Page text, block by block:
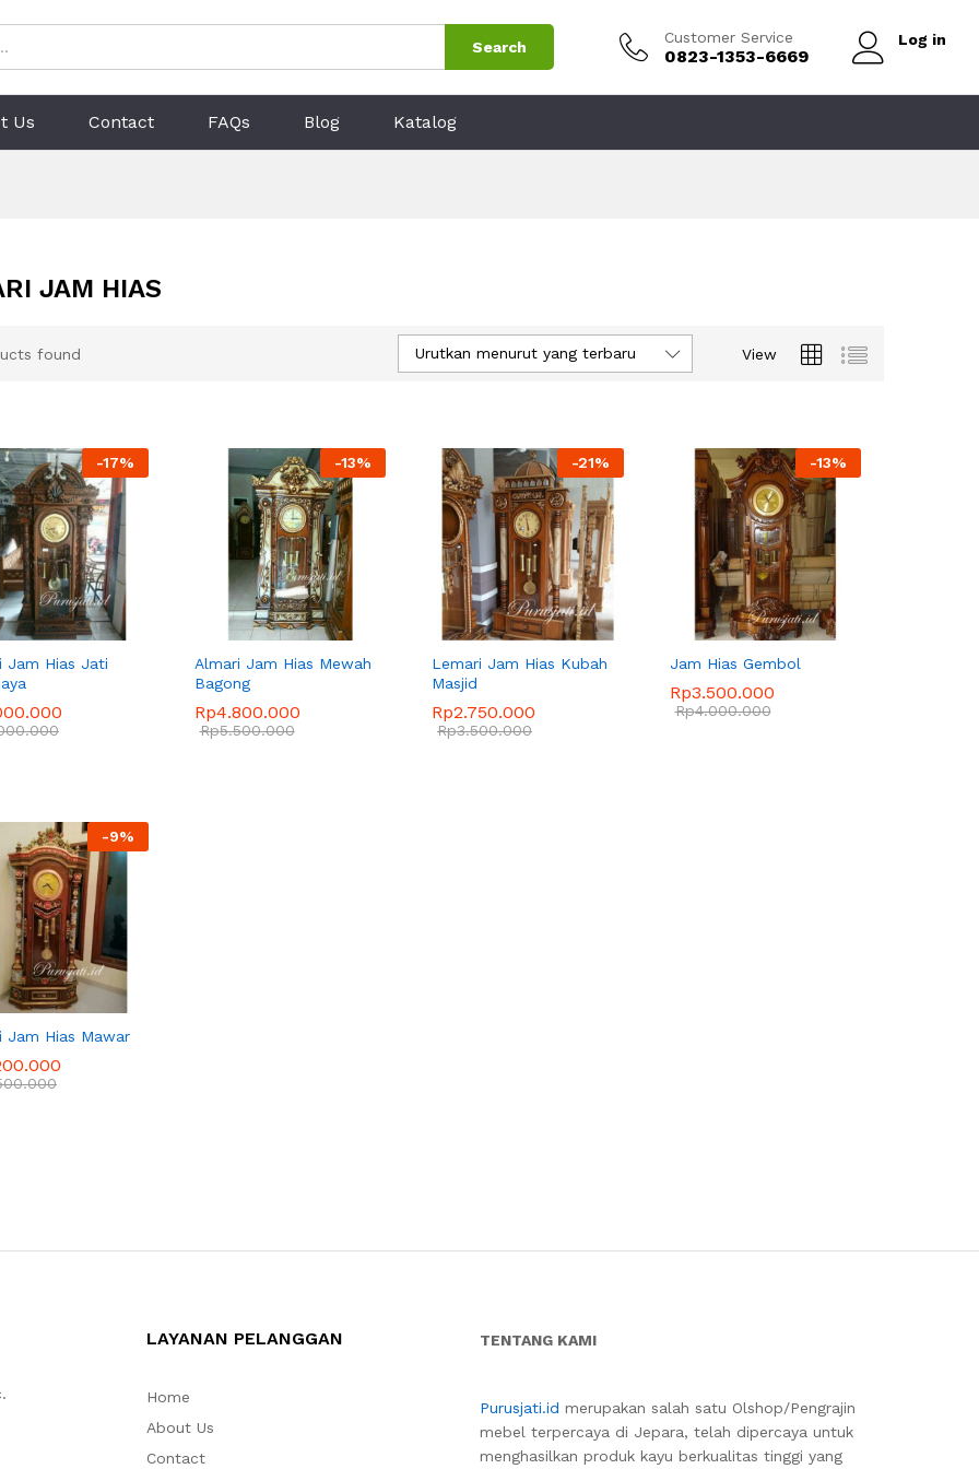
Search
Customer Service
0823-1353-6669
Log in
Us Contact FAQs Blog Katalog
JAM HIAS
found View
Urutkan menurut yang terbaru
-17%
Jam Hias Jati
-13%
Almari Jam Hias Mewah
Bagong
Rp4.800.000
Rp5.500.000
Rp4.800.000
Rp5.500.000
-21%
Lemari Jam Hias Kubah
Masjid
Rp2.750.000
Rp3.500.000
Rp2.750.000
Rp3.500.000
-13%
Jam Hias Gembol
Rp3.500.000
Rp4.000.000
Rp3.500.000
Rp4.000.000
-9%
Jam Hias Mawar
LAYANAN PELANGGAN
Home
About Us
Contact
TENTANG KAMI
Purusjati.id merupakan salah satu Olshop/Pengrajin
mebel terpercaya di Jepara, telah dipercaya untuk
menghasilkan produk kayu berkualitas tinggi yang